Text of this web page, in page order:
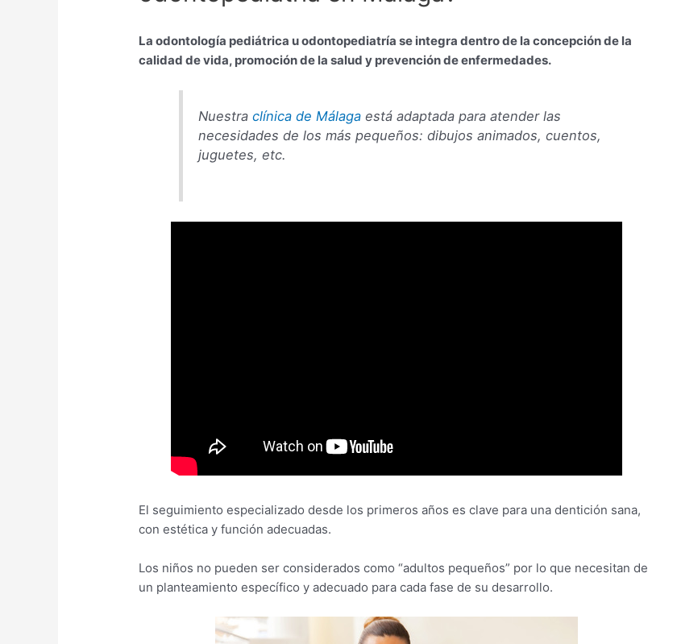
La odontología pediátrica u odontopediatría se integra dentro de la concepción de la
calidad de vida, promoción de la salud y prevención de enfermedades.
Nuestraclínica de Málaga está adaptada para atender las
necesidades de los más pequeños: dibujos animados, cuentos,
juguetes, etc.
El seguimiento especializado desde los primeros años es clave para una dentición sana,
con estética y función adecuadas.
Los niños no pueden ser considerados como “adultos pequeños” por lo que necesitan de
un planteamiento específico y adecuado para cada fase de su desarrollo.